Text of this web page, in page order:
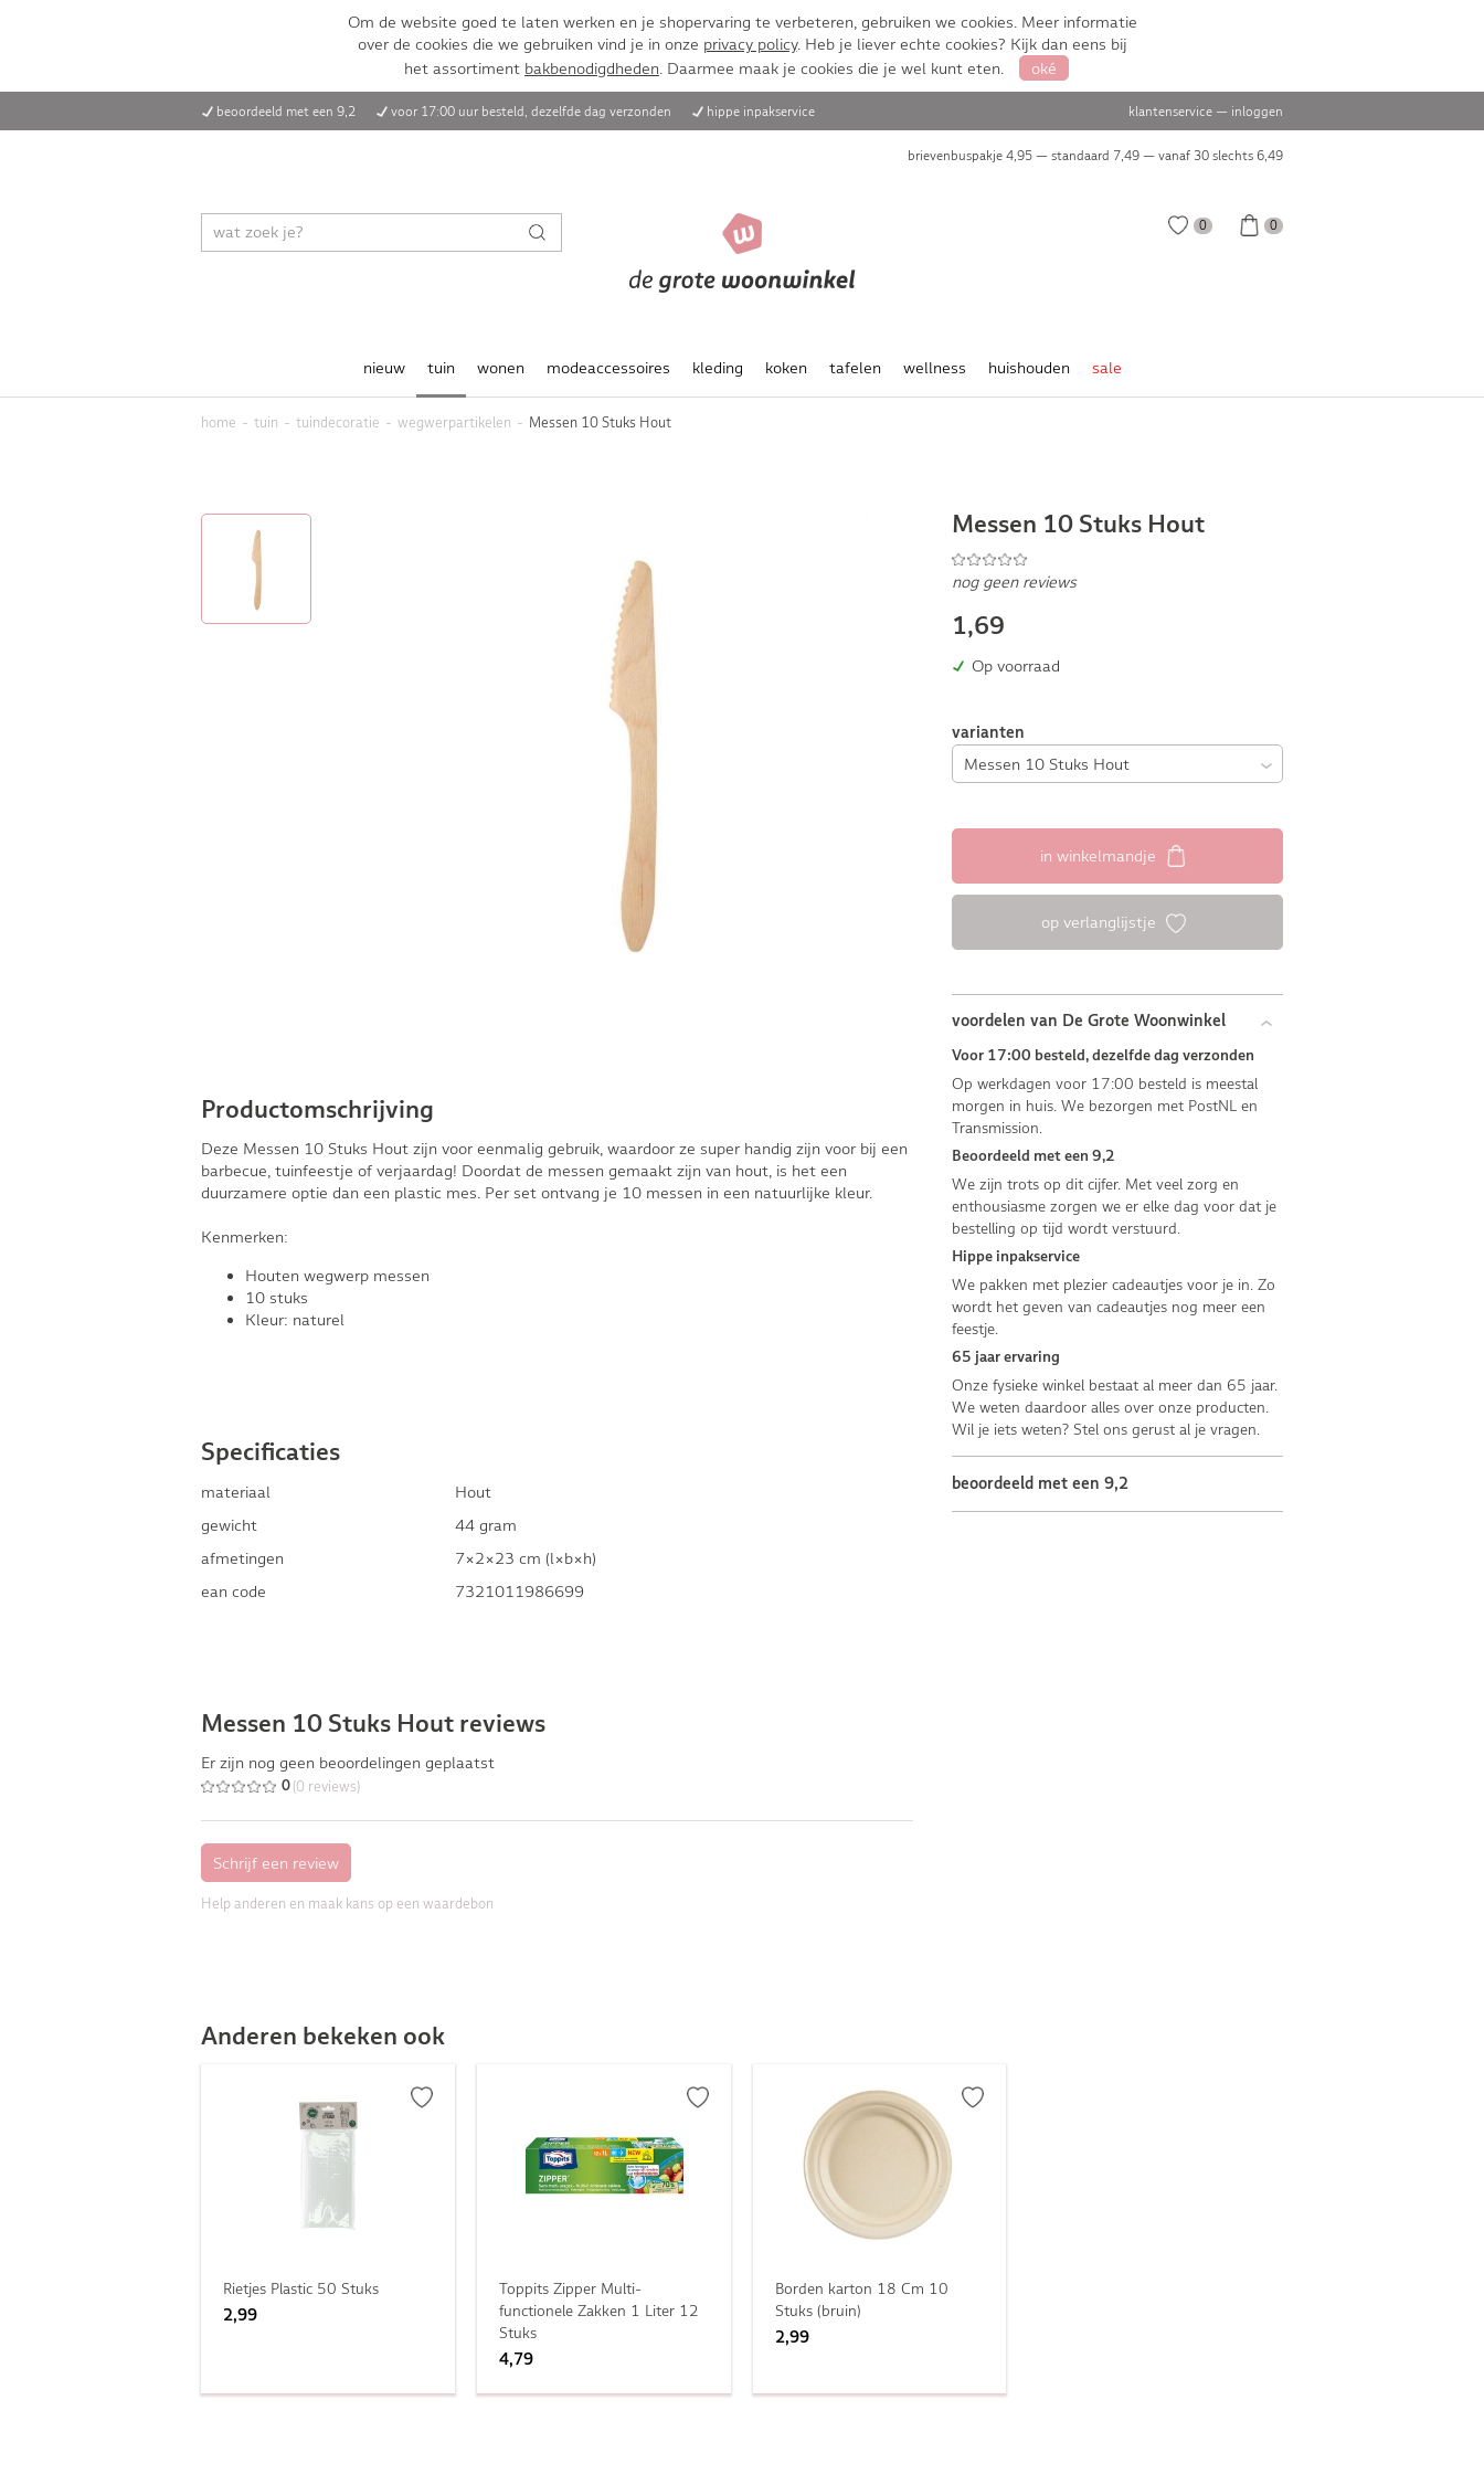
Om de website goed te laten werken en je shopervaring te verbeteren, gebruiken we cookies. Meer informatie
over de cookies die we gebruiken vind je in onze privacy policy. Heb je liever echte cookies? Kijk dan eens bij
het assortiment bakbenodigdheden. Daarmee maak je cookies die je wel kunt eten. oké
beoordeeld met een 9,2 voor 17:00 uur besteld, dezelfde dag verzonden hippe inpakservice klantenservice — inloggen
brievenbuspakje 4,95 — standaard 7,49 — vanaf 30 slechts 6,49
0 0
nieuw tuin wonen modeaccessoires kleding koken tafelen wellness huishouden sale
home tuin tuindecoratie wegwerpartikelen Messen 10 Stuks Hout
Productomschrijving
Deze Messen 10 Stuks Hout zijn voor eenmalig gebruik, waardoor ze super handig zijn voor bij een
barbecue, tuinfeestje of verjaardag! Doordat de messen gemaakt zijn van hout, is het een
duurzamere optie dan een plastic mes. Per set ontvang je 10 messen in een natuurlijke kleur.
Kenmerken:
Houten wegwerp messen
10 stuks
Kleur: naturel
Specificaties
materiaal
Hout
gewicht
44 gram
afmetingen
7×2×23 cm (l×b×h)
ean code
7321011986699
Messen 10 Stuks Hout reviews
Er zijn nog geen beoordelingen geplaatst
0 (0 reviews)
Help anderen en maak kans op een waardebon
Messen 10 Stuks Hout
nog geen reviews
1,69
Op voorraad
varianten
in winkelmandje
op verlanglijstje
voordelen van De Grote Woonwinkel
Voor 17:00 besteld, dezelfde dag verzonden
Op werkdagen voor 17:00 besteld is meestal
morgen in huis. We bezorgen met PostNL en
Transmission.
Beoordeeld met een 9,2
We zijn trots op dit cijfer. Met veel zorg en
enthousiasme zorgen we er elke dag voor dat je
bestelling op tijd wordt verstuurd.
Hippe inpakservice
We pakken met plezier cadeautjes voor je in. Zo
wordt het geven van cadeautjes nog meer een
feestje.
65 jaar ervaring
Onze fysieke winkel bestaat al meer dan 65 jaar.
We weten daardoor alles over onze producten.
Wil je iets weten? Stel ons gerust al je vragen.
beoordeeld met een 9,2
Anderen bekeken ook
Rietjes Plastic 50 Stuks
2,99
Toppits Zipper Multi-
functionele Zakken 1 Liter 12
Stuks
4,79
Borden karton 18 Cm 10
Stuks (bruin)
2,99